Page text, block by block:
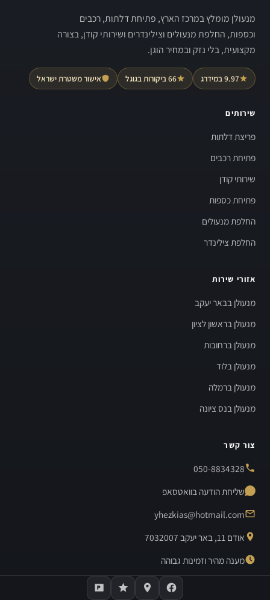
מנעולן מומלץ במרכז הארץ, פתיחת דלתות, רכבים
וכספות, החלפת מנעולים וצילינדרים ושירותי קודן, בצורה
מקצועית, בלי נזק ובמחיר הוגן.
9.97 במידרג 66 ביקורות בגוגל אישור משטרת ישראל
שירותים
פריצת דלתות
פתיחת רכבים
שירותי קודן
פתיחת כספות
החלפת מנעולים
החלפת צילינדר
אזורי שירות
מנעולן בבאר יעקב
מנעולן בראשון לציון
מנעולן ברחובות
מנעולן בלוד
מנעולן ברמלה
מנעולן בנס ציונה
צור קשר
050-8834328
שליחת הודעה בוואטסאפ
yhezkias@hotmail.com
אודם 11, באר יעקב 7032007
מענה מהיר וזמינות גבוהה